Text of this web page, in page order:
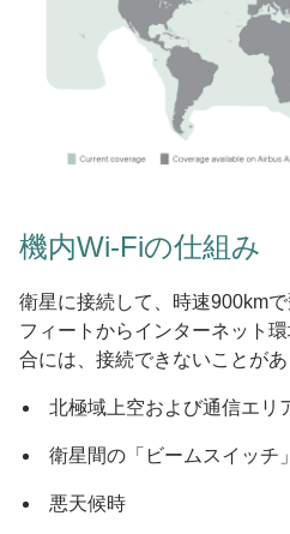
機内Wi-Fiの仕組み
衛星に接続して、時速900km
フィートからインターネット
合には、接続できないことがあ
北極域上空および通信エリ
衛星間の「ビームスイッチ
悪天候時